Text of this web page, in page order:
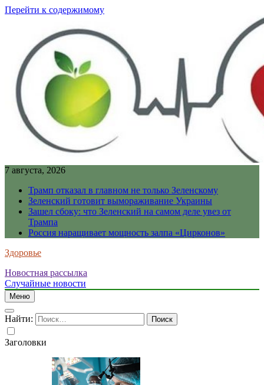
Перейти к содержимому
7 августа, 2026
Трамп отказал в главном не только Зеленскому
Зеленский готовит вымораживание Украины
Зашел сбоку: что Зеленский на самом деле увез от
Трампа
Россия наращивает мощность залпа «Цирконов»
Здоровье
Новостная рассылка
Случайные новости
Меню
Найти:
Заголовки